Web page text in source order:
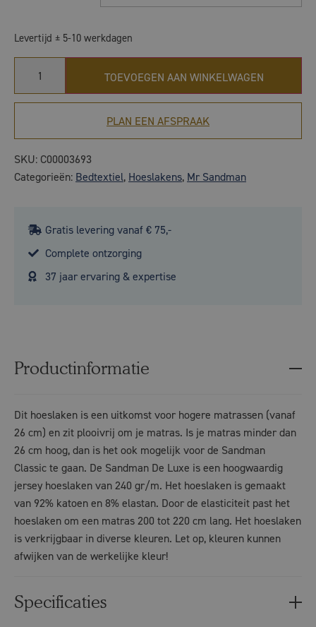
Levertijd ± 5-10 werkdagen
TOEVOEGEN AAN WINKELWAGEN
PLAN EEN AFSPRAAK
SKU: C00003693
Categorieën: Bedtextiel, Hoeslakens, Mr Sandman
Gratis levering vanaf € 75,-
Complete ontzorging
37 jaar ervaring & expertise
Productinformatie
Dit hoeslaken is een uitkomst voor hogere matrassen (vanaf
26 cm) en zit plooivrij om je matras. Is je matras minder dan
26 cm hoog, dan is het ook mogelijk voor de Sandman
Classic te gaan. De Sandman De Luxe is een hoogwaardig
jersey hoeslaken van 240 gr/m. Het hoeslaken is gemaakt
van 92% katoen en 8% elastan. Door de elasticiteit past het
hoeslaken om een matras 200 tot 220 cm lang. Het hoeslaken
is verkrijgbaar in diverse kleuren. Let op, kleuren kunnen
afwijken van de werkelijke kleur!
Specificaties